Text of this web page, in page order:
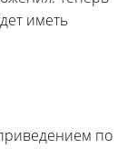
иметь
по